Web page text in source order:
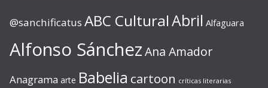
@sanchificatus ABC CulturalAbril Alfaguara
Alfonso SánchezAna Amador
Anagrama arte Babelia cartoon críticas literarias